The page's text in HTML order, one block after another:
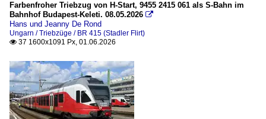
Farbenfroher Triebzug von H-Start, 9455 2415 061 als S-Bahn im
Bahnhof Budapest-Keleti. 08.05.2026 
Hans und Jeanny De Rond
Ungarn / Triebzüge / BR 415 (Stadler Flirt)
 37 1600x1091 Px, 01.06.2026